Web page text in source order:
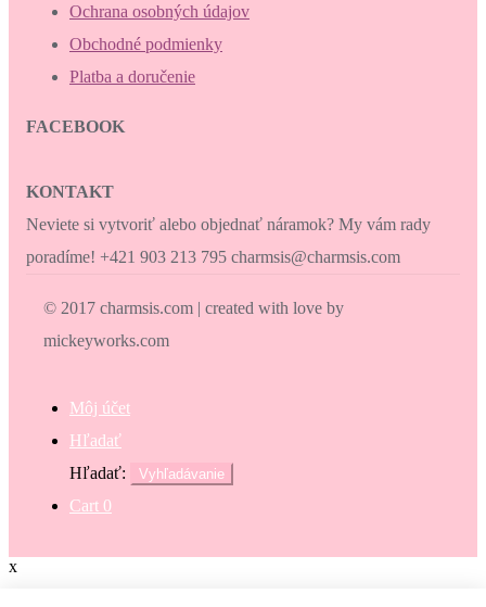
Ochrana osobných údajov
Obchodné podmienky
Platba a doručenie
FACEBOOK
KONTAKT
Neviete si vytvoriť alebo objednať náramok? My vám rady
poradíme! +421 903 213 795 charmsis@charmsis.com
© 2017 charmsis.com | created with love by
mickeyworks.com
Môj účet
Hľadať
Hľadať:
Vyhľadávanie
Cart 0
x